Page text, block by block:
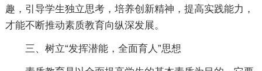
趣，引导学生独立思考，培养创新精神，提高实践能力，
才能不断推动素质教育向纵深发展。
三、树立“发挥潜能，全面育人”思想